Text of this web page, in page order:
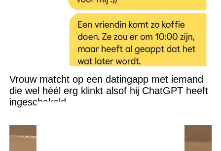
Vrouw matcht op een datingapp met iemand
die wel héél erg klinkt alsof hij ChatGPT heeft
ingeschakeld